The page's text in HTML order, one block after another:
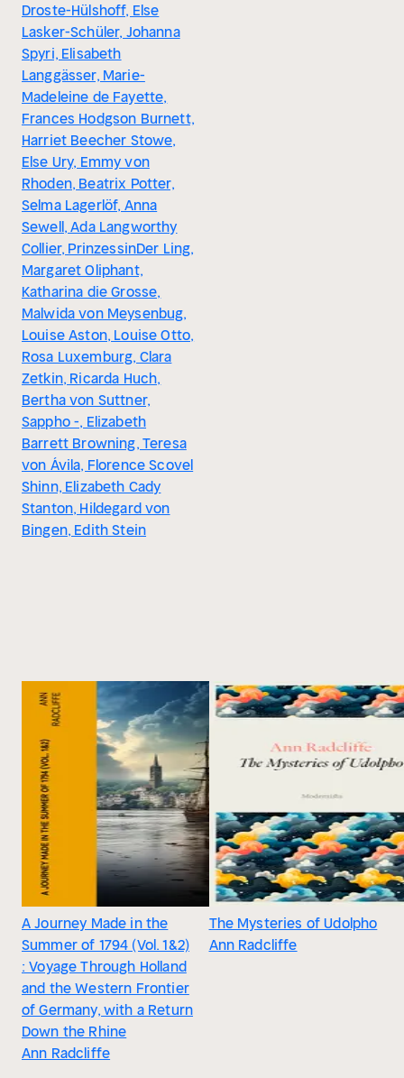
Droste-Hülshoff, Else
Lasker-Schüler, Johanna
Spyri, Elisabeth
Langgässer, Marie-
Madeleine de Fayette,
Frances Hodgson Burnett,
Harriet Beecher Stowe,
Else Ury, Emmy von
Rhoden, Beatrix Potter,
Selma Lagerlöf, Anna
Sewell, Ada Langworthy
Collier, PrinzessinDer Ling,
Margaret Oliphant,
Katharina die Grosse,
Malwida von Meysenbug,
Louise Aston, Louise Otto,
Rosa Luxemburg, Clara
Zetkin, Ricarda Huch,
Bertha von Suttner,
Sappho -, Elizabeth
Barrett Browning, Teresa
von Ávila, Florence Scovel
Shinn, Elizabeth Cady
Stanton, Hildegard von
Bingen, Edith Stein
A Journey Made in the
Summer of 1794 (Vol. 1&2)
: Voyage Through Holland
and the Western Frontier
of Germany, with a Return
Down the Rhine
Ann Radcliffe
The Mysteries of Udolpho
Ann Radcliffe